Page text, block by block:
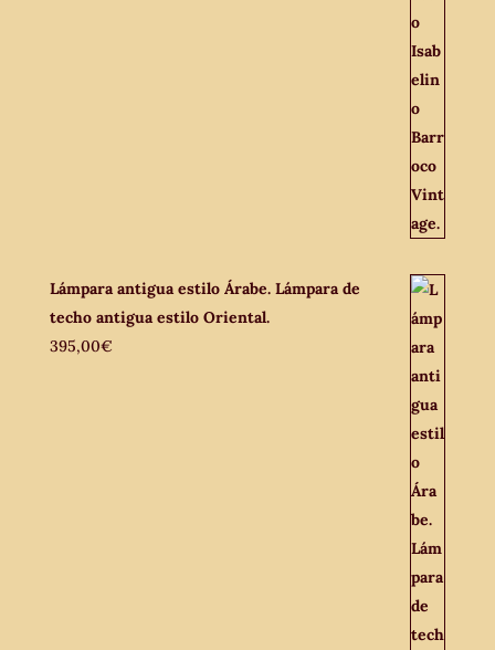
Lámpara antigua estilo Árabe. Lámpara de
techo antigua estilo Oriental.
395,00€